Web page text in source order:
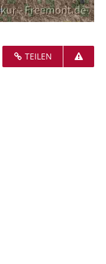
TEILEN